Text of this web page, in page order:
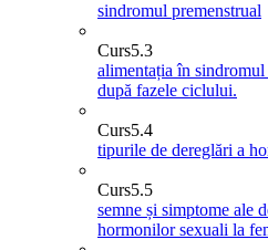
sindromul premenstrual
Curs5.3
alimentația în
după fazele ciclului.
Curs5.4
tipurile de dereglări a
Curs5.5
semne și simptome ale
hormonilor sexuali la